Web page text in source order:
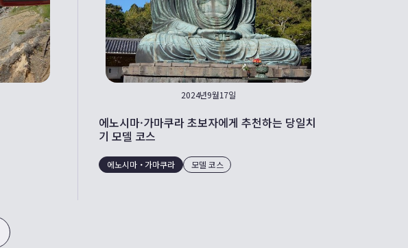
2024년9월17일
에노시마·가마쿠라 초보자에게 추천하는 당일치
기 모델 코스
에노시마・가마쿠라 모델 코스